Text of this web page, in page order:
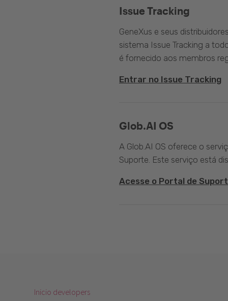
Issue Tracking
GeneXus e seus
sistema Issue Tracking a
é fornecido aos membros
Entrar no Issue Tracking
Glob.AI OS
A Glob.AI OS oferece o
Suporte. Este serviço está
Acesse o Portal de
Inicio developers